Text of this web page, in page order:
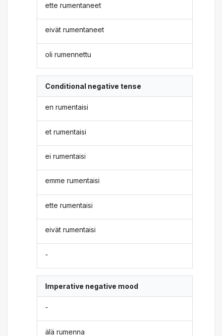
ette rumentaneet
eivät rumentaneet
oli rumennettu
Conditional negative tense
en rumentaisi
et rumentaisi
ei rumentaisi
emme rumentaisi
ette rumentaisi
eivät rumentaisi
-
Imperative negative mood
-
älä rumenna